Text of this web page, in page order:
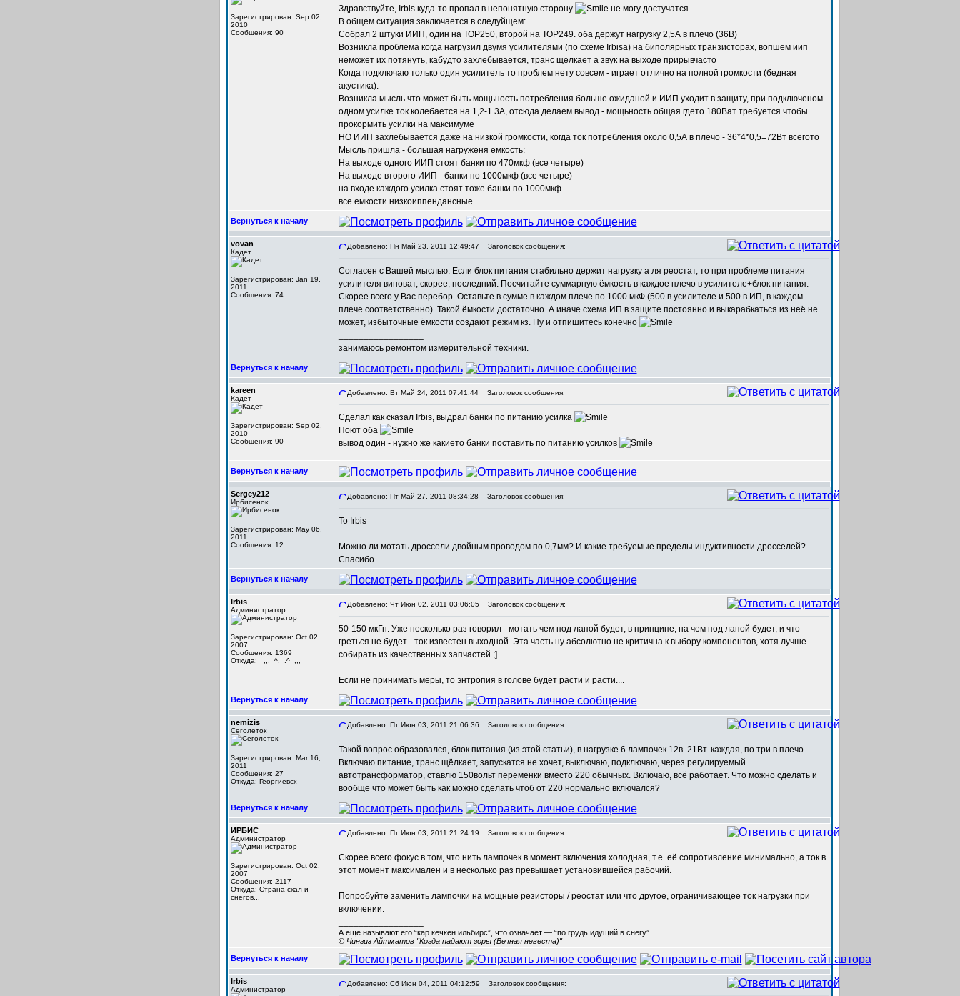
Зарегистрирован: Sep 02,
2010
Сообщения: 90
Здравствуйте, Irbis куда-то пропал в непонятную сторону
не могу достучатся.
В общем ситуация заключается в следуйщем:
Собрал 2 штуки ИИП, один на ТОР250, второй на ТОР249. оба держут нагрузку 2,5А в плечо (36В)
Возникла проблема когда нагрузил двумя усилителями (по схеме Irbisa) на биполярных транзисторах, вопшем иип
неможет их потянуть, кабудто захлебывается, транс щелкает а звук на выходе прирывчасто
Когда подключаю только один усилитель то проблем нету совсем - играет отлично на полной громкости (бедная
акустика).
Возникла мысль что может быть мощьность потребления больше ожиданой и ИИП уходит в защиту, при подключеном
одном усилке ток колебается на 1,2-1.3А, отсюда делаем вывод - мощьность общая гдето 180Ват требуется чтобы
прокормить усилки на максимуме
НО ИИП захлебывается даже на низкой громкости, когда ток потребления около 0,5А в плечо - 36*4*0,5=72Вт всегото
Мысль пришла - большая нагруженя емкость:
На выходе одного ИИП стоят банки по 470мкф (все четыре)
На выходе второго ИИП - банки по 1000мкф (все четыре)
на входе каждого усилка стоят тоже банки по 1000мкф
все емкости низкоиппендансные
Вернуться к началу
vovan
Кадет
Зарегистрирован: Jan 19,
2011
Сообщения: 74
Добавлено: Пн Май 23, 2011 12:49:47 Заголовок сообщения:
Согласен с Вашей мыслью. Если блок питания стабильно держит нагрузку а ля реостат, то при проблеме питания
усилителя виноват, скорее, последний. Посчитайте суммарную ёмкость в каждое плечо в усилителе+блок питания.
Скорее всего у Вас перебор. Оставьте в сумме в каждом плече по 1000 мкФ (500 в усилителе и 500 в ИП, в каждом
плече соответственно). Такой ёмкости достаточно. А иначе схема ИП в защите постоянно и выкарабкаться из неё не
может, избыточные ёмкости создают режим кз. Ну и отпишитесь конечно
занимаюсь ремонтом измерительной техники.
Вернуться к началу
kareen
Кадет
Зарегистрирован: Sep 02,
2010
Сообщения: 90
Добавлено: Вт Май 24, 2011 07:41:44 Заголовок сообщения:
Сделал как сказал Irbis, выдрал банки по питанию усилка
Поют оба
вывод один - нужно же какието банки поставить по питанию усилков
Вернуться к началу
Sergey212
Ирбисенок
Зарегистрирован: May 06,
2011
Сообщения: 12
Добавлено: Пт Май 27, 2011 08:34:28 Заголовок сообщения:
To Irbis
Можно ли мотать дроссели двойным проводом по 0,7мм? И какие требуемые пределы индуктивности дросселей?
Спасибо.
Вернуться к началу
Irbis
Администратор
Зарегистрирован: Oct 02,
2007
Сообщения: 1369
Откуда: _,,,_^._.^_,,,_
Добавлено: Чт Июн 02, 2011 03:06:05 Заголовок сообщения:
50-150 мкГн. Уже несколько раз говорил - мотать чем под лапой будет, в принципе, на чем под лапой будет, и что
греться не будет - ток известен выходной. Эта часть ну абсолютно не критична к выбору компонентов, хотя лучше
собирать из качественных запчастей ;]
Если не принимать меры, то энтропия в голове будет расти и расти....
Вернуться к началу
nemizis
Сеголеток
Зарегистрирован: Mar 16,
2011
Сообщения: 27
Откуда: Георгиевск
Добавлено: Пт Июн 03, 2011 21:06:36 Заголовок сообщения:
Такой вопрос образовался, блок питания (из этой статьи), в нагрузке 6 лампочек 12в. 21Вт. каждая, по три в плечо.
Включаю питание, транс щёлкает, запускатся не хочет, выключаю, подключаю, через регулируемый
автотрансформатор, ставлю 150вольт переменки вместо 220 обычных. Включаю, всё работает. Что можно сделать и
вообще что может быть как можно сделать чтоб от 220 нормально включался?
Вернуться к началу
ИРБИС
Администратор
Зарегистрирован: Oct 02,
2007
Сообщения: 2117
Откуда: Cтрана скал и
снегов...
Добавлено: Пт Июн 03, 2011 21:24:19 Заголовок сообщения:
Скорее всего фокус в том, что нить лампочек в момент включения холодная, т.е. её сопротивление минимально, а ток в
этот момент максимален и в несколько раз превышает установившейся рабочий.
Попробуйте заменить лампочки на мощные резисторы / реостат или что другое, ограничивающее ток нагрузки при
включении.
А ещё называют его “кар кечкен ильбирс”, что означает — “по грудь идущий в снегу”…
© Чингиз Айтматов "Когда падают горы (Вечная невеста)"
Вернуться к началу
Irbis
Администратор
Добавлено: Сб Июн 04, 2011 04:12:59 Заголовок сообщения: